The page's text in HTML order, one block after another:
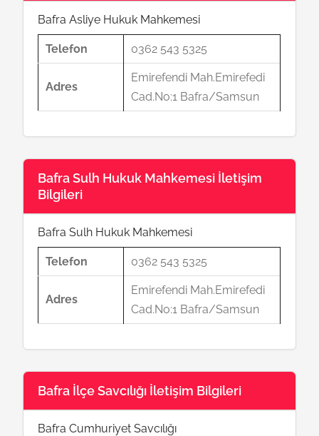
Bafra Asliye Hukuk Mahkemesi
Telefon 0362 543 5325
Adres
Emirefendi Mah.Emirefedi
Cad.No:1 Bafra/Samsun
Bafra Sulh Hukuk Mahkemesi İletişim
Bilgileri
Bafra Sulh Hukuk Mahkemesi
Telefon 0362 543 5325
Adres
Emirefendi Mah.Emirefedi
Cad.No:1 Bafra/Samsun
Bafra İlçe Savcılığı İletişim Bilgileri
Bafra Cumhuriyet Savcılığı